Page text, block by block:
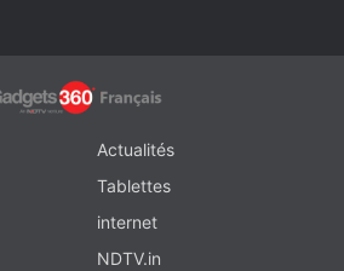
Actualités
Tablettes
internet
NDTV.in